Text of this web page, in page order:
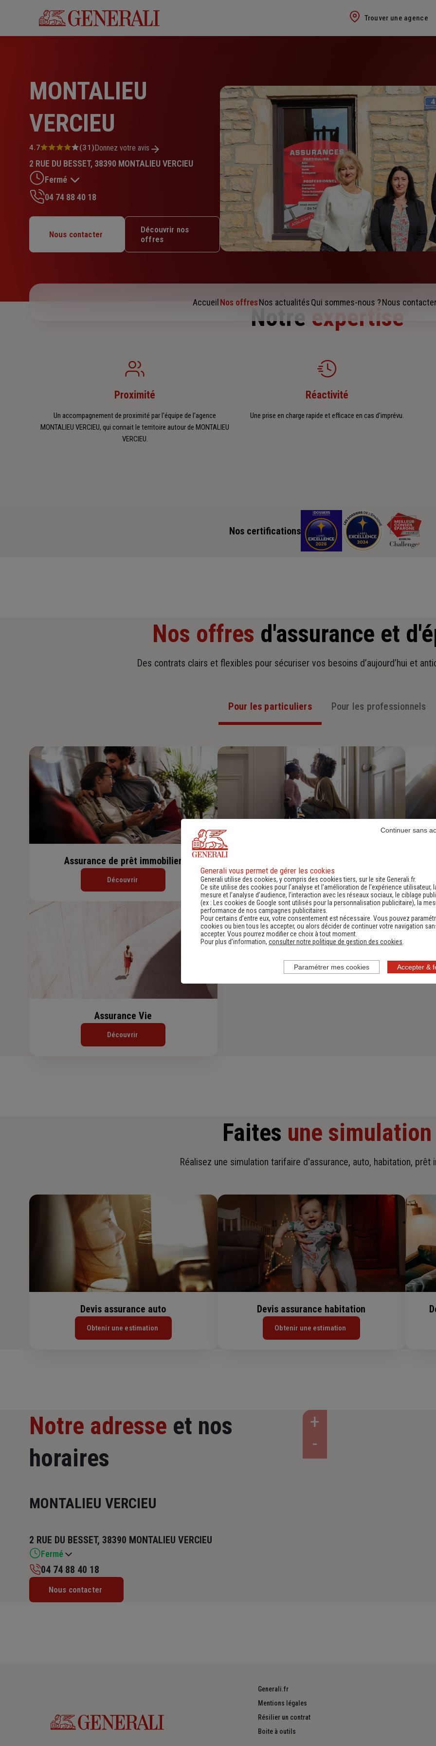
Trouver une agence
MONTALIEU
VERCIEU
Note
4.7
sur
5
étoiles
4.7 (31)Donnez votre avis
2 RUE DU BESSET, 38390 MONTALIEU VERCIEU
Fermé
Mardi : 09h – 12h30 / 14h – 18h
Mercredi : Fermé
Jeudi : 09h – 12h30 / 13h30 – 18h
04 74 88 40 18
Nous contacter
Découvrir nos
offres
Accueil Nos offresNos actualitésQui sommes-nous ?Nous contacter
Notre expertise
Proximité
Un accompagnement de proximité par l'équipe de l'agence
MONTALIEU VERCIEU, qui connait le territoire autour de MONTALIEU
VERCIEU.
Réactivité
Une prise en charge rapide et efficace en cas d'imprévu.
Nos certifications
Nos offres d'assurance et
Des contrats clairs et flexibles pour sécuriser vos besoins d’aujourd’hui et
Pour les particuliers Pour les professionnels
Assurance de prêt immobilier
Découvrir Découvrir
Assurance Vie
Découvrir
Faites une simulation
Réalisez une simulation tarifaire d'assurance, auto, habitation, prêt
Devis assurance auto
Obtenir une estimation
Devis assurance habitation
Obtenir une estimation
Notre adresse et nos
horaires
MONTALIEU VERCIEU
2 RUE DU BESSET, 38390 MONTALIEU VERCIEU
Fermé
Mardi : 09h – 12h30 / 14h – 18h
04 74 88 40 18
Nous contacter
Generali.fr
Mentions légales
Résilier un contrat
Boite à outils
Generali vous permet de gérer les cookies
Generali utilise des cookies, y compris des cookies tiers, sur le site Generali.fr.
Ce site utilise des cookies pour l’analyse et l'amélioration de l’expérience utilisateur,
mesure et l’analyse d’audience, l’interaction avec les réseaux sociaux, le ciblage
(ex :
Les cookies de Google sont utilisés pour la personnalisation publicitaire), la
performance de nos campagnes publicitaires.
Pour certains d’entre eux, votre consentement est nécessaire. Vous pouvez
cookies ou bien tous les accepter, ou alors décider de continuer votre navigation
accepter. Vous pourrez modifier ce choix à tout moment.
Pour plus d’information, consulter notre politique de gestion des cookies
Accepter &
Continuer sans
Paramétrer mes cookies